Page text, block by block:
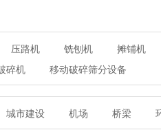
压路机 铣刨机 摊铺机
碎机 移动破碎筛分设备
城市建设 机场 桥梁